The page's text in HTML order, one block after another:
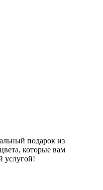
подарок из
которые вам
услугой!